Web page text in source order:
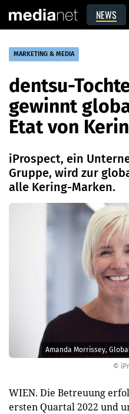
NEWS
©
Amanda Morrissey,
MARKETING & MEDIA
dentsu-
gewinnt
Etat von
iProspect, ein
Gruppe, wird zur
alle Kering-Marken.
WIEN. Die Betreuung
ersten Quartal 2022 und